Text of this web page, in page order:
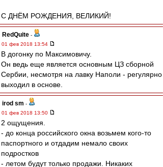
С ДНЁМ РОЖДЕНИЯ, ВЕЛИКИЙ!
RedQuite -
01 фев 2018 13:54
В догонку по Максимовичу.
Он ведь еще является основным ЦЗ сборной
Сербии, несмотря на лавку Наполи - регулярно
выходил в основе.
irod sm -
01 фев 2018 13:50
2 ощущения.
- до конца российского окна возьмем кого-то
паспортного и отдадим немало своих
подростков
- летом будут только продажи. Никаких